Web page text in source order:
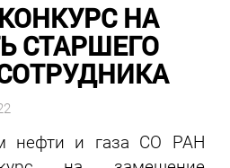
НА
СТАРШЕГО
нефти и газа СО РАН